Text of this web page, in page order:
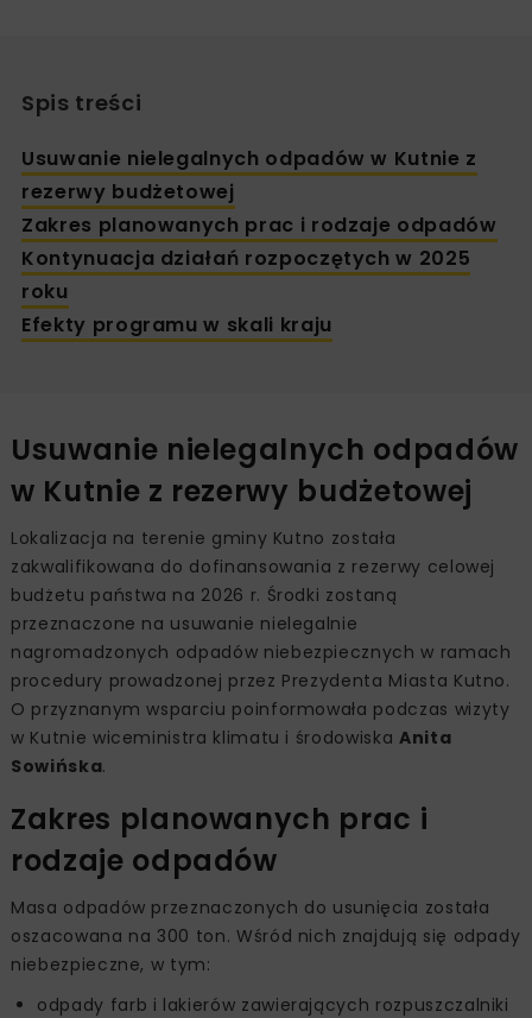
Spis treści
Usuwanie nielegalnych odpadów w Kutnie z
rezerwy budżetowej
Zakres planowanych prac i rodzaje odpadów
Kontynuacja działań rozpoczętych w 2025
roku
Efekty programu w skali kraju
Usuwanie nielegalnych odpadów
w Kutnie z rezerwy budżetowej
Lokalizacja na terenie gminy Kutno została
zakwalifikowana do dofinansowania z rezerwy celowej
budżetu państwa na 2026 r. Środki zostaną
przeznaczone na usuwanie nielegalnie
nagromadzonych odpadów niebezpiecznych w ramach
procedury prowadzonej przez Prezydenta Miasta Kutno.
O przyznanym wsparciu poinformowała podczas wizyty
w Kutnie wiceministra klimatu i środowiska Anita
Sowińska.
Zakres planowanych prac i
rodzaje odpadów
Masa odpadów przeznaczonych do usunięcia została
oszacowana na 300 ton. Wśród nich znajdują się odpady
niebezpieczne, w tym:
odpady farb i lakierów zawierających rozpuszczalniki